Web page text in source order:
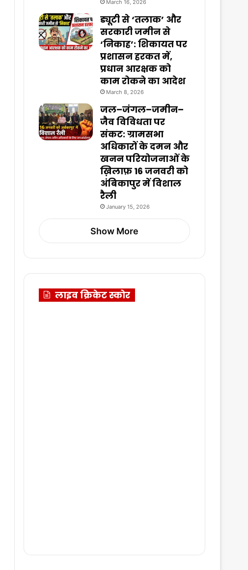
March 16, 2026
ड्यूटी से ‘तलाक’ और
सरकारी जमीन से
‘निकाह’: शिकायत पर
प्रशासन हरकत में,
प्रधान आरक्षक को
काम रोकने का आदेश
March 8, 2026
जल–जंगल–जमीन–
जैव विविधता पर
संकट: ग्रामसभा
अधिकारों के दमन और
खनन परियोजनाओं के
ख़िलाफ़ 16 जनवरी को
अंबिकापुर में विशाल
रैली
January 15, 2026
Show More
लाइव क्रिकेट स्कोर